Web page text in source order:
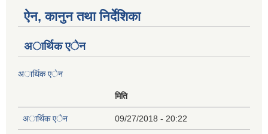
ऐन, कानुन तथा निर्देशिका
अार्थिक एेन
अार्थिक एेन
मिति
अार्थिक एेन 09/27/2018 - 20:22